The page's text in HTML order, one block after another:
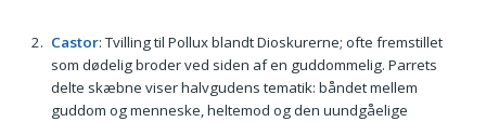
Castor: Tvilling til Pollux blandt Dioskurerne; ofte fremstillet
som dødelig broder ved siden af en guddommelig. Parrets
delte skæbne viser halvgudens tematik: båndet mellem
guddom og menneske, heltemod og den uundgåelige